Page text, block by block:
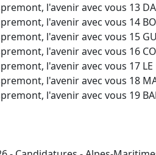
l'avenir avec vous 13
l'avenir avec vous 14
l'avenir avec vous 15
l'avenir avec vous 16
l'avenir avec vous 17 LE
l'avenir avec vous 18
l'avenir avec vous 19